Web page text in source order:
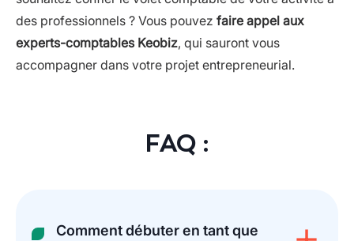
des professionnels ? Vous pouvez faire appel aux
experts-comptables Keobiz, qui sauront vous
accompagner dans votre projet entrepreneurial.
FAQ :
Comment débuter en tant que